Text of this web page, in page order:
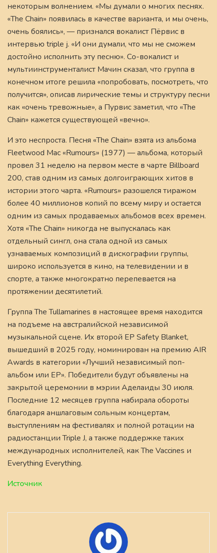
некоторым волнением. «Мы думали о многих песнях.
«The Chain» появилась в качестве варианта, и мы очень,
очень боялись», — признался вокалист Пёрвис в
интервью triple j. «И они думали, что мы не сможем
достойно исполнить эту песню». Со-вокалист и
мультиинструменталист Мачин сказал, что группа в
конечном итоге решила «попробовать, посмотреть, что
получится», описав лирические темы и структуру песни
как «очень тревожные», а Пурвис заметил, что «The
Chain» кажется существующей «вечно».
И это неспроста. Песня «The Chain» взята из альбома
Fleetwood Mac «Rumours» (1977) — альбома, который
провел 31 неделю на первом месте в чарте Billboard
200, став одним из самых долгоиграющих хитов в
истории этого чарта. «Rumours» разошелся тиражом
более 40 миллионов копий по всему миру и остается
одним из самых продаваемых альбомов всех времен.
Хотя «The Chain» никогда не выпускалась как
отдельный сингл, она стала одной из самых
узнаваемых композиций в дискографии группы,
широко используется в кино, на телевидении и в
спорте, а также многократно перепевается на
протяжении десятилетий.
Группа The Tullamarines в настоящее время находится
на подъеме на австралийской независимой
музыкальной сцене. Их второй EP Safety Blanket,
вышедший в 2025 году, номинирован на премию AIR
Awards в категории «Лучший независимый поп-
альбом или EP». Победители будут объявлены на
закрытой церемонии в мэрии Аделаиды 30 июля.
Последние 12 месяцев группа набирала обороты
благодаря аншлаговым сольным концертам,
выступлениям на фестивалях и полной ротации на
радиостанции Triple J, а также поддержке таких
международных исполнителей, как The Vaccines и
Everything Everything.
Источник